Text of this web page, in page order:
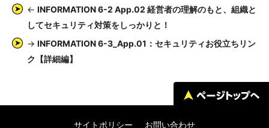
← INFORMATION 6-2 App.02 経営者の理解のもと、組織と
してセキュリティ対策をしっかりと！
→ INFORMATION 6-3_App.01：セキュリティお役立ちリン
ク【詳細編】
サイトポリシー お問い合わせ